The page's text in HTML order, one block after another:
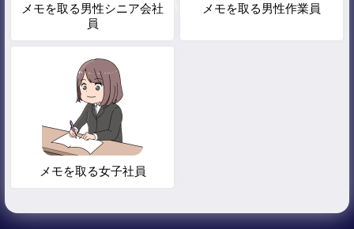
メモを取る男性シニア会社
員
メモを取る男性作業員
メモを取る女子社員